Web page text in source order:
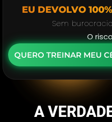
EU DEVOLVO
Sem
O
QUERO TREINAR MEU
A